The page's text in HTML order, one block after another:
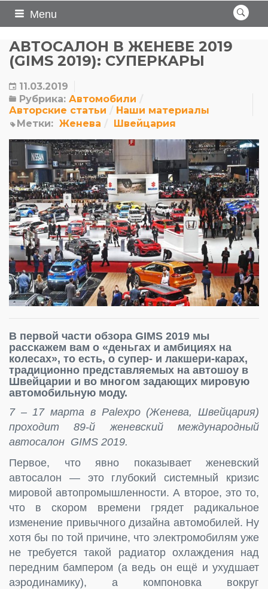
Menu
АВТОСАЛОН В ЖЕНЕВЕ 2019
(GIMS 2019): СУПЕРКАРЫ
11.03.2019
Рубрика: Автомобили
Авторские статьи
Наши материалы
Метки: Женева Швейцария
В первой части обзора GIMS 2019 мы
расскажем вам о «деньгах и амбициях на
колесах», то есть, о супер- и лакшери-карах,
традиционно представляемых на автошоу в
Швейцарии и во многом задающих мировую
автомобильную моду.
7 – 17 марта в Palexpo (Женева, Швейцария)
проходит 89-й женевский международный
автосалон GIMS 2019.
Первое, что явно показывает женевский
автосалон — это глубокий системный кризис
мировой автопромышленности. А второе, это то,
что в скором времени грядет радикальное
изменение привычного дизайна автомобилей. Ну
хотя бы по той причине, что электромобилям уже
не требуется такой радиатор охлаждения над
передним бампером (а ведь он ещё и ухудшает
аэродинамику), а компоновка вокруг